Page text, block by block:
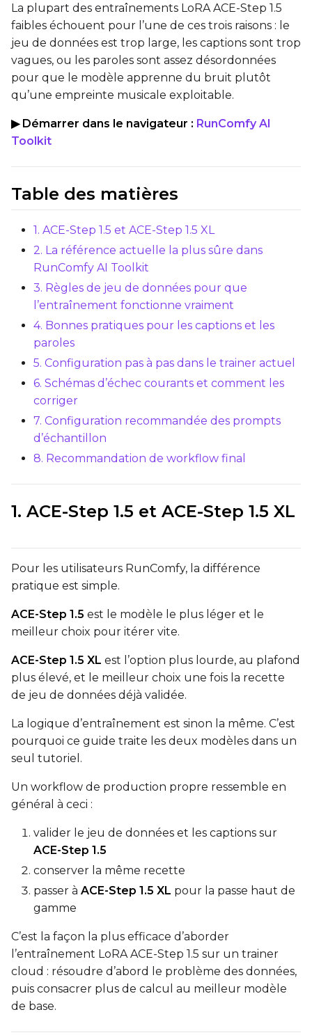
Batch Size
Gradient Accumulation
AdamW8Bit
Timestep Type
Timestep Bias
Loss Type
EMA (Exponential Moving
ToggleUse EMA
Use EMA
ToggleUnload TE
Unload TE
ToggleCache Text
Cache Text
Regularization
Toggle
Other
Toggle
DATASETS
You have no
Upload a dataset
La plupart des entraînements LoRA ACE-Step 1.5
faibles échouent pour l’une de ces trois raisons : le
jeu de données est trop large, les captions sont trop
vagues, ou les paroles sont assez désordonnées
pour que le modèle apprenne du bruit plutôt
qu’une empreinte musicale exploitable.
▶ Démarrer dans le navigateur : RunComfy AI
Toolkit
Table des matières
1. ACE-Step 1.5 et ACE-Step 1.5 XL
2. La référence actuelle la plus sûre dans
RunComfy AI Toolkit
3. Règles de jeu de données pour que
l’entraînement fonctionne vraiment
4. Bonnes pratiques pour les captions et les
paroles
5. Configuration pas à pas dans le trainer actuel
6. Schémas d’échec courants et comment les
corriger
7. Configuration recommandée des prompts
d’échantillon
8. Recommandation de workflow final
1. ACE-Step 1.5 et ACE-Step 1.5 XL
Pour les utilisateurs RunComfy, la différence
pratique est simple.
ACE-Step 1.5 est le modèle le plus léger et le
meilleur choix pour itérer vite.
ACE-Step 1.5 XL est l’option plus lourde, au plafond
plus élevé, et le meilleur choix une fois la recette
de jeu de données déjà validée.
La logique d’entraînement est sinon la même. C’est
pourquoi ce guide traite les deux modèles dans un
seul tutoriel.
Un workflow de production propre ressemble en
général à ceci :
valider le jeu de données et les captions sur
ACE-Step 1.5
conserver la même recette
passer à ACE-Step 1.5 XL pour la passe haut de
gamme
C’est la façon la plus efficace d’aborder
l’entraînement LoRA ACE-Step 1.5 sur un trainer
cloud : résoudre d’abord le problème des données,
puis consacrer plus de calcul au meilleur modèle
de base.